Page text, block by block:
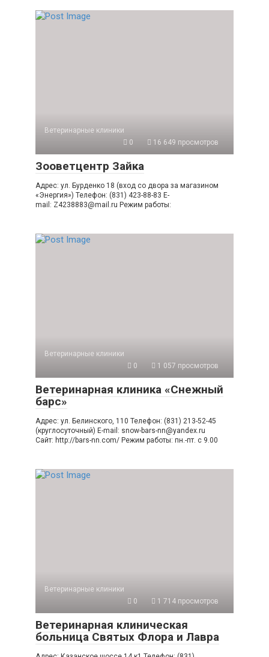
Ветеринарные клиники
0
16 649 просмотров
Зооветцентр Зайка
Адрес: ул. Бурденко 18 (вход со двора за магазином
«Энергия») Телефон: (831) 423-88-83 E-
mail: Z4238883@mail.ru Режим работы:
Ветеринарные клиники
0
1 057 просмотров
Ветеринарная клиника «Снежный
барс»
Адрес: ул. Белинского, 110 Телефон: (831) 213-52-45
(круглосуточный) E-mail: snow-bars-nn@yandex.ru
Сайт: http://bars-nn.com/ Режим работы: пн.-пт. с 9.00
Ветеринарные клиники
0
1 714 просмотров
Ветеринарная клиническая
больница Святых Флора и Лавра